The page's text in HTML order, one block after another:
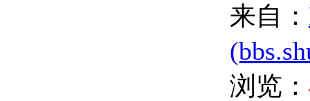
来自：
浏览：